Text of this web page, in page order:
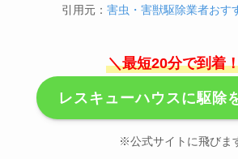
引用元：害虫・害獣駆除業者おす
＼最短20分で到着
レスキューハウスに駆除
※公式サイトに飛びま